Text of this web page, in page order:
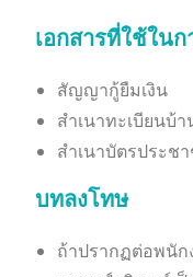
เอกสารที่ใช้ใน
สัญญากู้ยืมเงิน
สำเนาทะเบียนบ้า
สำเนาบัตรประช
บทลงโทษ
ถ้าปรากฏต่อพนัก